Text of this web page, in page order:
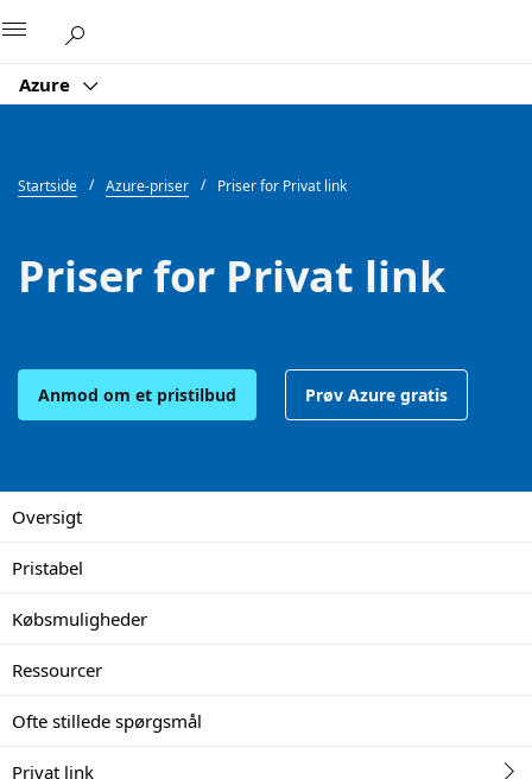
Azure
Startside Azure-priser Priser for Privat link
Priser for Privat link
Anmod om et pristilbud Prøv Azure gratis
Oversigt
Pristabel
Købsmuligheder
Ressourcer
Ofte stillede spørgsmål
Privat link